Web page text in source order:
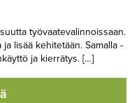
työvaate­valinnoissaan.
ja lisää kehitetään. Samalla
ja kierrätys. […]